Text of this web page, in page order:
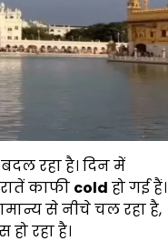
रहा है। दिन में
काफी cold हो गई हैं।
से नीचे चल रहा है,
रहा है।